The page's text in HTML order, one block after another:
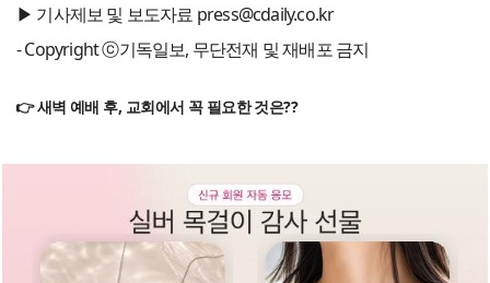
▶ 기사제보 및 보도자료 press@cdaily.co.kr
- Copyright ⓒ기독일보, 무단전재 및 재배포 금지
👉 새벽 예배 후, 교회에서 꼭 필요한 것은??